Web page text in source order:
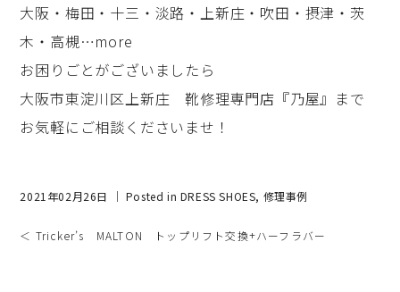
大阪・梅田・十三・淡路・上新庄・吹田・摂津・茨
木・高槻…more
お困りごとがございましたら
大阪市東淀川区上新庄 靴修理専門店『乃屋』まで
お気軽にご相談くださいませ！
2021年02月26日 ｜ Posted in DRESS SHOES, 修理事例
＜ Tricker’s MALTON トップリフト交換+ハーフラバー